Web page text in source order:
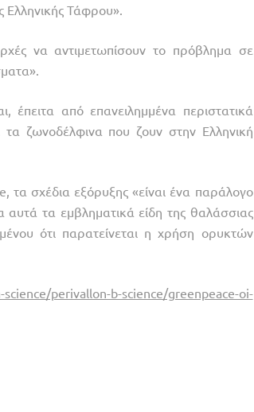
Ελληνικής Τάφρου».
να αντιμετωπίσουν το πρόβλημα σε
έπειτα από επανειλημμένα περιστατικά
ζωνοδέλφινα που ζουν στην Ελληνική
τα σχέδια εξόρυξης «είναι ένα παράλογο
αυτά τα εμβληματικά είδη της θαλάσσιας
ότι παρατείνεται η χρήση ορυκτών
perivallon-b-science/greenpeace-oi-